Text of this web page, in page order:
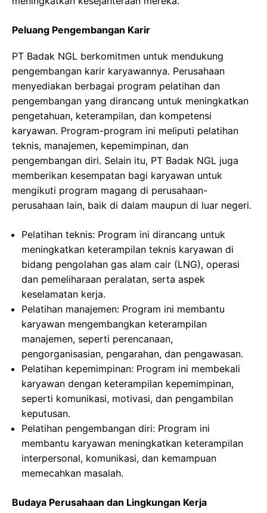
Peluang Pengembangan Karir
PT Badak NGL berkomitmen untuk mendukung
pengembangan karir karyawannya. Perusahaan
menyediakan berbagai program pelatihan dan
pengembangan yang dirancang untuk meningkatkan
pengetahuan, keterampilan, dan kompetensi
karyawan. Program-program ini meliputi pelatihan
teknis, manajemen, kepemimpinan, dan
pengembangan diri. Selain itu, PT Badak NGL juga
memberikan kesempatan bagi karyawan untuk
mengikuti program magang di perusahaan-
perusahaan lain, baik di dalam maupun di luar negeri.
Pelatihan teknis: Program ini dirancang untuk
meningkatkan keterampilan teknis karyawan di
bidang pengolahan gas alam cair (LNG), operasi
dan pemeliharaan peralatan, serta aspek
keselamatan kerja.
Pelatihan manajemen: Program ini membantu
karyawan mengembangkan keterampilan
manajemen, seperti perencanaan,
pengorganisasian, pengarahan, dan pengawasan.
Pelatihan kepemimpinan: Program ini membekali
karyawan dengan keterampilan kepemimpinan,
seperti komunikasi, motivasi, dan pengambilan
keputusan.
Pelatihan pengembangan diri: Program ini
membantu karyawan meningkatkan keterampilan
interpersonal, komunikasi, dan kemampuan
memecahkan masalah.
Budaya Perusahaan dan Lingkungan Kerja